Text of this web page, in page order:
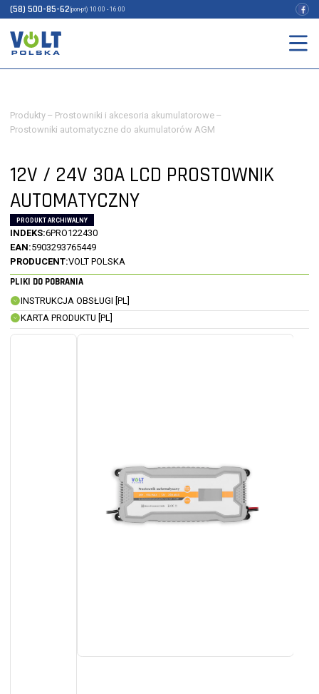
(58) 500-85-62(pon-pt) 10:00 - 16:00
Produkty – Prostowniki i akcesoria akumulatorowe –
Prostowniki automatyczne do akumulatorów AGM
12V / 24V 30A LCD PROSTOWNIK
AUTOMATYCZNY
PRODUKT ARCHIWALNY
INDEKS:6PRO122430
EAN:5903293765449
PRODUCENT:VOLT POLSKA
PLIKI DO POBRANIA
INSTRUKCJA OBSŁUGI [PL]
KARTA PRODUKTU [PL]